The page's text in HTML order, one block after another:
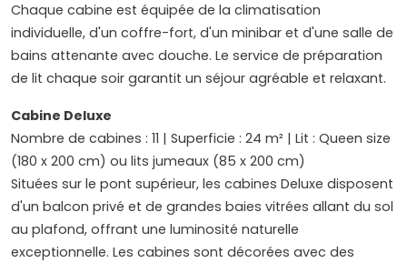
Chaque cabine est équipée de la climatisation
individuelle, d'un coffre-fort, d'un minibar et d'une salle de
bains attenante avec douche. Le service de préparation
de lit chaque soir garantit un séjour agréable et relaxant.
Cabine Deluxe
Nombre de cabines : 11 | Superficie : 24 m² | Lit : Queen size
(180 x 200 cm) ou lits jumeaux (85 x 200 cm)
Situées sur le pont supérieur, les cabines Deluxe disposent
d'un balcon privé et de grandes baies vitrées allant du sol
au plafond, offrant une luminosité naturelle
exceptionnelle. Les cabines sont décorées avec des